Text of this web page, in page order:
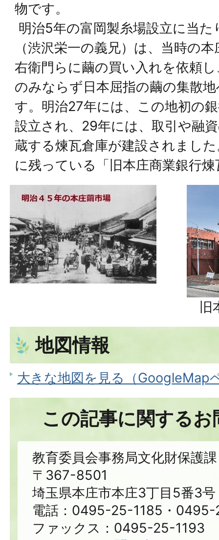
物です。
明治5年の富岡製糸場設立に当た
（渋沢栄一の義兄）は、当時の
右衛門らに繭の買い入れを依頼
のみならず日本屈指の繭の集散
す。明治27年には、この地初の
設立され、29年には、取引や融
蔵する煉瓦倉庫が建設されまし
に残っている「旧本庄商業銀行
地図情報
大きな地図を見る（GoogleMap
この記事に関する
教育委員会事務局文化財保護課
〒367-8501
埼玉県本庄市本庄3丁目5番3号
電話：0495-25-1185・0495-
ファックス：0495-25-1193